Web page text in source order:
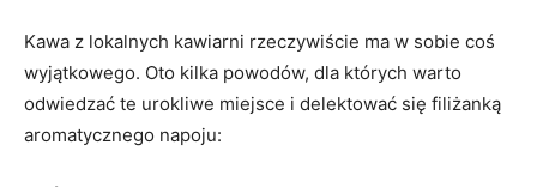
Kawa z lokalnych kawiarni rzeczywiście ma w sobie coś
wyjątkowego. Oto kilka powodów, dla których warto
odwiedzać te urokliwe miejsce i delektować się filiżanką
aromatycznego napoju: